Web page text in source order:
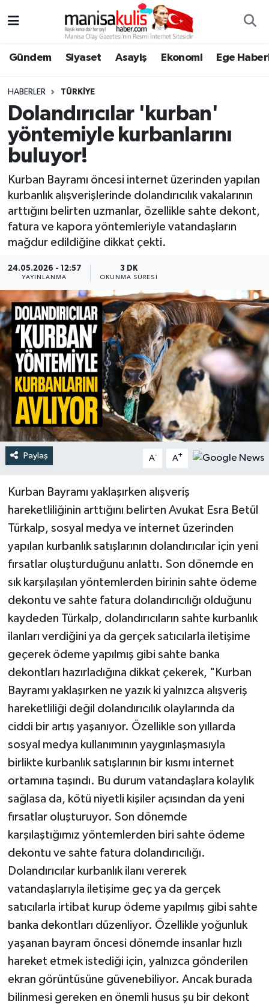
Gündem Siyaset Asayiş Ekonomi Ege
HABERLER TÜRKIYE
Dolandırıcılar 'kurban'
yöntemiyle kurbanlarını
buluyor!
Kurban Bayramı öncesi internet üzerinden yapılan
kurbanlık alışverişlerinde dolandırıcılık vakalarının
arttığını belirten uzmanlar, özellikle sahte dekont,
fatura ve kapora yöntemleriyle vatandaşların
mağdur edildiğine dikkat çekti.
24.05.2026 - 12:57
YAYINLANMA
3 DK
OKUNMA SÜRESI
Paylaş A- A+
Kurban Bayramı yaklaşırken alışveriş
hareketliliğinin arttığını belirten Avukat Esra Betül
Türkalp, sosyal medya ve internet üzerinden
yapılan kurbanlık satışlarının dolandırıcılar için yeni
fırsatlar oluşturduğunu anlattı. Son dönemde en
sık karşılaşılan yöntemlerden birinin sahte ödeme
dekontu ve sahte fatura dolandırıcılığı olduğunu
kaydeden Türkalp, dolandırıcıların sahte kurbanlık
ilanları verdiğini ya da gerçek satıcılarla iletişime
geçerek ödeme yapılmış gibi sahte banka
dekontları hazırladığına dikkat çekerek, "Kurban
Bayramı yaklaşırken ne yazık ki yalnızca alışveriş
hareketliliği değil dolandırıcılık olaylarında da
ciddi bir artış yaşanıyor. Özellikle son yıllarda
sosyal medya kullanımının yaygınlaşmasıyla
birlikte kurbanlık satışlarının bir kısmı internet
ortamına taşındı. Bu durum vatandaşlara kolaylık
sağlasa da, kötü niyetli kişiler açısından da yeni
fırsatlar oluşturuyor. Son dönemde
karşılaştığımız yöntemlerden biri sahte ödeme
dekontu ve sahte fatura dolandırıcılığı.
Dolandırıcılar kurbanlık ilanı vererek
vatandaşlarıyla iletişime geç ya da gerçek
satıcılarla irtibat kurup ödeme yapılmış gibi sahte
banka dekontları düzenliyor. Özellikle yoğunluk
yaşanan bayram öncesi dönemde insanlar hızlı
hareket etmek istediği için, yalnızca gönderilen
ekran görüntüsüne güvenebiliyor. Ancak burada
bilinmesi gereken en önemli husus şu bir dekont
Ege Haberleri
Ekonomi
Genel
Gündem
Resmi İlan
Siyaset
Türkiye
Yaşam
Yunusemre Hava Durumu
Yunusemre Trafik Yoğunluk Haritası
Süper Lig Puan Durumu ve Fikstür
Tüm Manşetler
Son Dakika Haberleri
Haber Arşivi